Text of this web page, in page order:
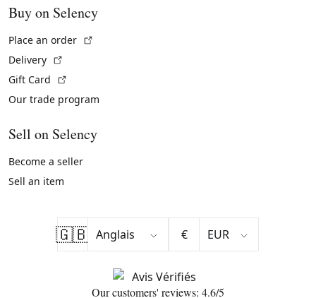
Buy on Selency
Place an order
Delivery
Gift Card
Our trade program
Sell on Selency
Become a seller
Sell an item
🇬🇧 €
Our customers' reviews: 4.6/5